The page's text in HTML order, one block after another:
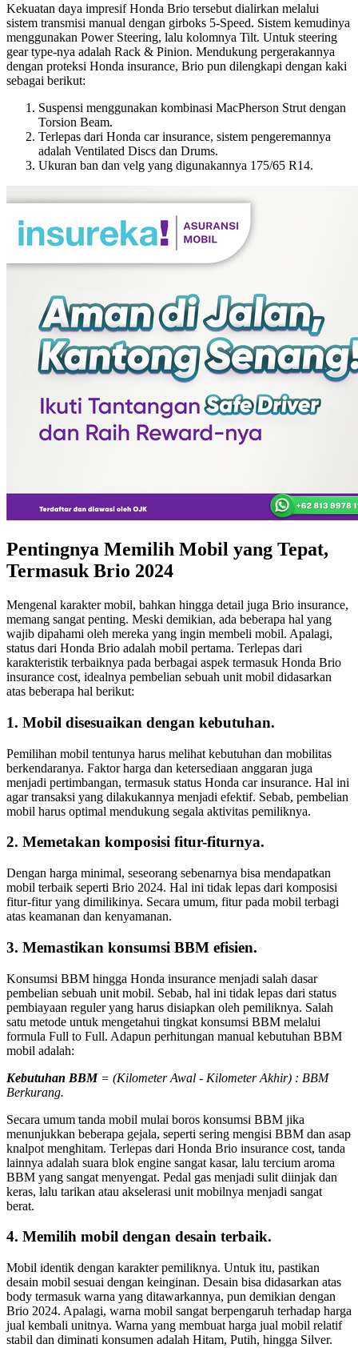
Kekuatan daya impresif Honda Brio tersebut dialirkan melalui
sistem transmisi manual dengan girboks 5-Speed. Sistem kemudinya
menggunakan Power Steering, lalu kolomnya Tilt. Untuk steering
gear type-nya adalah Rack & Pinion. Mendukung pergerakannya
dengan proteksi Honda insurance, Brio pun dilengkapi dengan kaki
sebagai berikut:
Suspensi menggunakan kombinasi MacPherson Strut dengan
Torsion Beam.
Terlepas dari Honda car insurance, sistem pengeremannya
adalah Ventilated Discs dan Drums.
Ukuran ban dan velg yang digunakannya 175/65 R14.
Pentingnya Memilih Mobil yang Tepat,
Termasuk Brio 2024
Mengenal karakter mobil, bahkan hingga detail juga Brio insurance,
memang sangat penting. Meski demikian, ada beberapa hal yang
wajib dipahami oleh mereka yang ingin membeli mobil. Apalagi,
status dari Honda Brio adalah mobil pertama. Terlepas dari
karakteristik terbaiknya pada berbagai aspek termasuk Honda Brio
insurance cost, idealnya pembelian sebuah unit mobil didasarkan
atas beberapa hal berikut:
1. Mobil disesuaikan dengan kebutuhan.
Pemilihan mobil tentunya harus melihat kebutuhan dan mobilitas
berkendaranya. Faktor harga dan ketersediaan anggaran juga
menjadi pertimbangan, termasuk status Honda car insurance. Hal ini
agar transaksi yang dilakukannya menjadi efektif. Sebab, pembelian
mobil harus optimal mendukung segala aktivitas pemiliknya.
2. Memetakan komposisi fitur-fiturnya.
Dengan harga minimal, seseorang sebenarnya bisa mendapatkan
mobil terbaik seperti Brio 2024. Hal ini tidak lepas dari komposisi
fitur-fitur yang dimilikinya. Secara umum, fitur pada mobil terbagi
atas keamanan dan kenyamanan.
3. Memastikan konsumsi BBM efisien.
Konsumsi BBM hingga Honda insurance menjadi salah dasar
pembelian sebuah unit mobil. Sebab, hal ini tidak lepas dari status
pembiayaan reguler yang harus disiapkan oleh pemiliknya. Salah
satu metode untuk mengetahui tingkat konsumsi BBM melalui
formula Full to Full. Adapun perhitungan manual kebutuhan BBM
mobil adalah:
Kebutuhan BBM= (Kilometer Awal - Kilometer Akhir) : BBM
Berkurang.
Secara umum tanda mobil mulai boros konsumsi BBM jika
menunjukkan beberapa gejala, seperti sering mengisi BBM dan asap
knalpot menghitam. Terlepas dari Honda Brio insurance cost, tanda
lainnya adalah suara blok engine sangat kasar, lalu tercium aroma
BBM yang sangat menyengat. Pedal gas menjadi sulit diinjak dan
keras, lalu tarikan atau akselerasi unit mobilnya menjadi sangat
berat.
4. Memilih mobil dengan desain terbaik.
Mobil identik dengan karakter pemiliknya. Untuk itu, pastikan
desain mobil sesuai dengan keinginan. Desain bisa didasarkan atas
body termasuk warna yang ditawarkannya, pun demikian dengan
Brio 2024. Apalagi, warna mobil sangat berpengaruh terhadap harga
jual kembali unitnya. Warna yang membuat harga jual mobil relatif
stabil dan diminati konsumen adalah Hitam, Putih, hingga Silver.